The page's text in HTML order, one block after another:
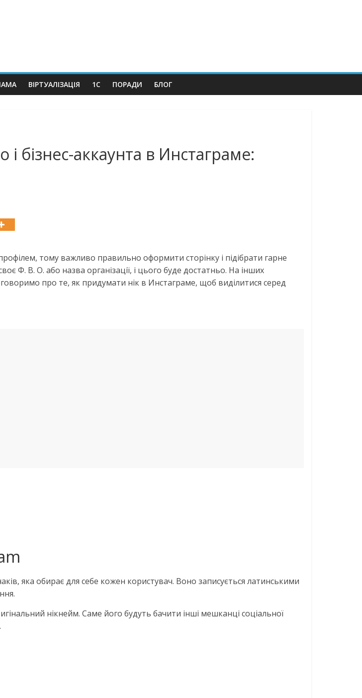
ВІРТУАЛІЗАЦІЯ 1C ПОРАДИ БЛОГ
бізнес-аккаунта в Инстаграме:
тому важливо правильно оформити сторінку і підібрати гарне
Ф. В. О. або назва організації, і цього буде достатньо. На інших
про те, як придумати нік в Инстаграме, щоб виділитися серед
яка обирає для себе кожен користувач. Воно записується латинськими
нікнейм. Саме його будуть бачити інші мешканці соціальної